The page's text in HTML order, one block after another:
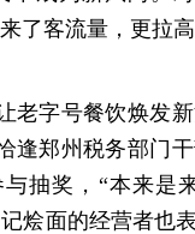
了客流量，更拉高
字号餐饮焕发
逢郑州税务部门
抽奖，“本来是
烩面的经营者也